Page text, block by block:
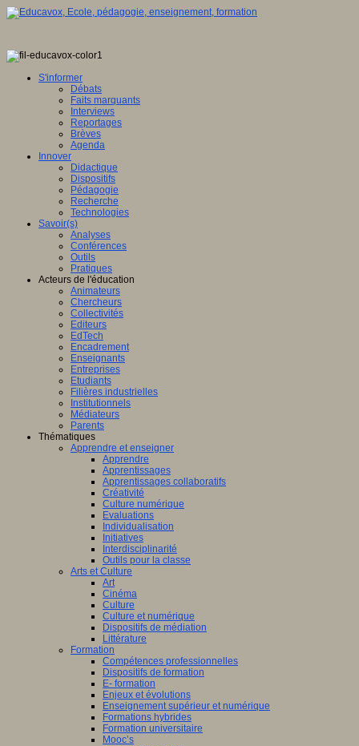
S'informer
Débats
Faits marquants
Interviews
Reportages
Brèves
Agenda
Innover
Didactique
Dispositifs
Pédagogie
Recherche
Technologies
Savoir(s)
Analyses
Conférences
Outils
Pratiques
Acteurs de l'éducation
Animateurs
Chercheurs
Collectivités
Editeurs
EdTech
Encadrement
Enseignants
Entreprises
Etudiants
Filières industrielles
Institutionnels
Médiateurs
Parents
Thématiques
Apprendre et enseigner
Apprendre
Apprentissages
Apprentissages collaboratifs
Créativité
Culture numérique
Evaluations
Individualisation
Initiatives
Interdisciplinarité
Outils pour la classe
Arts et Culture
Art
Cinéma
Culture
Culture et numérique
Dispositifs de médiation
Littérature
Formation
Compétences professionnelles
Dispositifs de formation
E- formation
Enjeux et évolutions
Enseignement supérieur et numérique
Formations hybrides
Formation universitaire
Mooc’s